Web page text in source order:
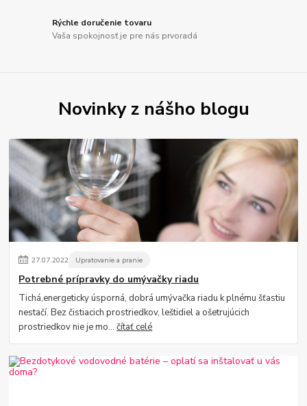
Rýchle doručenie tovaru
Vaša spokojnosť je pre nás prvoradá
Novinky z nášho blogu
27.07.2022 Upratovanie a pranie
Potrebné prípravky do umývačky riadu
Tichá,energeticky úsporná, dobrá umývačka riadu k plnému šťastiu
nestačí. Bez čistiacich prostriedkov, leštidiel a ošetrujúcich
prostriedkov nie je mo...čítať celé